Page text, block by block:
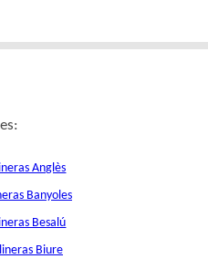
Anglès
Banyoles
Besalú
Biure